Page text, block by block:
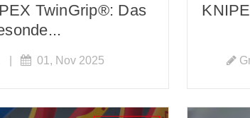
TwinGrip®: Das
01, Nov 2025